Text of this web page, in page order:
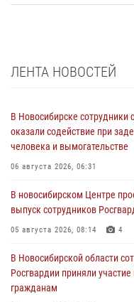
ЛЕНТА НОВОСТЕЙ
В Новосибирске сотрудники
оказали содействие при
человека и вымогательстве
06 августа 2026, 06:31
В новосибирском Центре
выпуск сотрудников
05 августа 2026, 08:14 4
В Новосибирской области
Росгвардии приняли
гражданам